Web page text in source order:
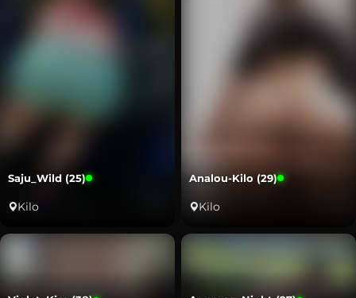
Saju_Wild (25)
Kilo
Analou-Kilo (29)
Kilo